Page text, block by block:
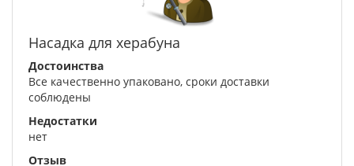
Насадка для херабуна
Достоинства
Все качественно упаковано, сроки доставки
соблюдены
Недостатки
нет
Отзыв